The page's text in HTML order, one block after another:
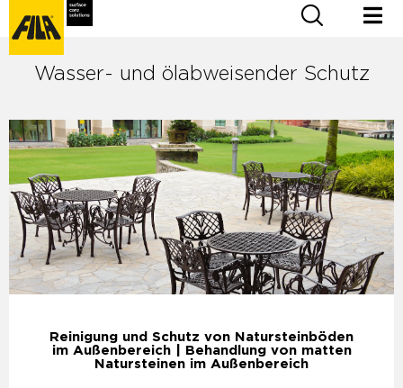
Wasser- und ölabweisender Schutz
Reinigung und Schutz von Natursteinböden
im Außenbereich | Behandlung von matten
Natursteinen im Außenbereich